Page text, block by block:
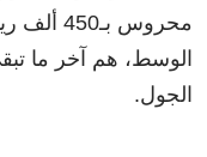
محروس
الوسط، هم آخر ما
الجول.